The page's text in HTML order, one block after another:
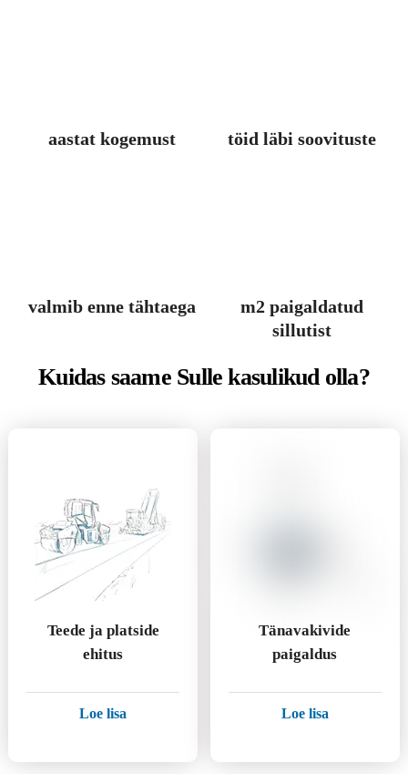
aastat kogemust töid läbi soovituste
valmib enne tähtaega
m2 paigaldatud
sillutist
Kuidas saame Sulle kasulikud olla?
Teede ja platside
ehitus
Loe lisa
Tänavakivide
paigaldus
Loe lisa